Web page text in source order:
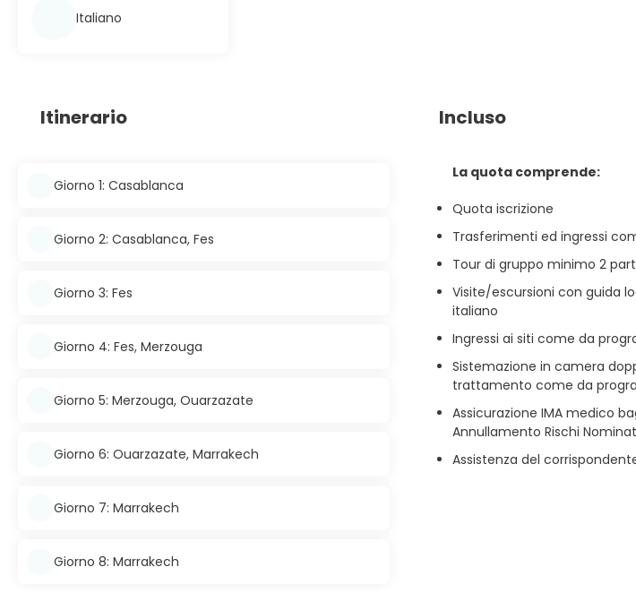
Italiano
Itinerario
Giorno 1: Casablanca
Giorno 2: Casablanca, Fes
Giorno 3: Fes
Giorno 4: Fes, Merzouga
Giorno 5: Merzouga, Ouarzazate
Giorno 6: Ouarzazate, Marrakech
Giorno 7: Marrakech
Giorno 8: Marrakech
Incluso
La quota comprende:
Quota iscrizione
Trasferimenti ed ingressi
Tour di gruppo minimo 2
Visite/escursioni con guida
italiano
Ingressi ai siti come da
Sistemazione in camera
trattamento come da
Assicurazione IMA medico
Annullamento Rischi
Assistenza del